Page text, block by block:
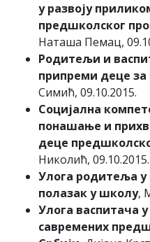
у развоју
предшколског
Наташа Пемац,
Родитељи и
припреми деце
Симић, 09.10.2015.
Социјална
понашање и
деце
Николић, 09.10.2015.
Улога родитеља
полазак у школу,
Улога васпитача
савремених